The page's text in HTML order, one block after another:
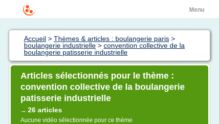
Menu
Accueil > Thèmes & articles : boulangerie paris >
boulangerie industrielle > convention collective de la
boulangerie patisserie industrielle
Articles sélectionnés pour le thème :
convention collective de la boulangerie
patisserie industrielle
→ 26 articles
Aucune vidéo sélectionnée pour ce thème